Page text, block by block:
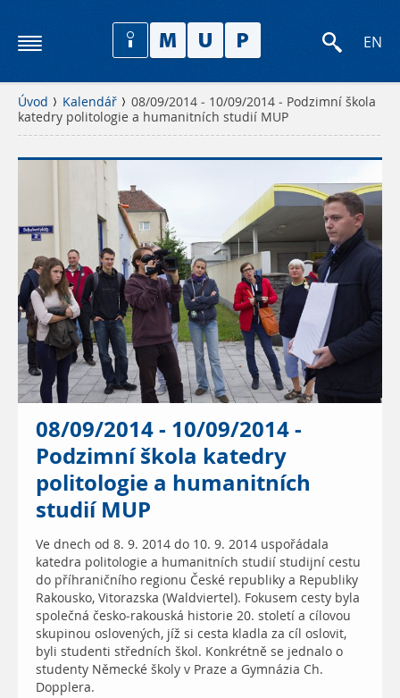
EN
Úvod Kalendář
08/09/2014 - 10/09/2014 - Podzimní škola
katedry politologie a humanitních studií MUP
08/09/2014 - 10/09/2014 -
Podzimní škola katedry
politologie a humanitních
studií MUP
Ve dnech od 8. 9. 2014 do 10. 9. 2014 uspořádala
katedra politologie a humanitních studií studijní cestu
do příhraničního regionu České republiky a Republiky
Rakousko, Vitorazska (Waldviertel). Fokusem cesty byla
společná česko-rakouská historie 20. století a cílovou
skupinou oslovených, jíž si cesta kladla za cíl oslovit,
byli studenti středních škol. Konkrétně se jednalo o
studenty Německé školy v Praze a Gymnázia Ch.
Dopplera.